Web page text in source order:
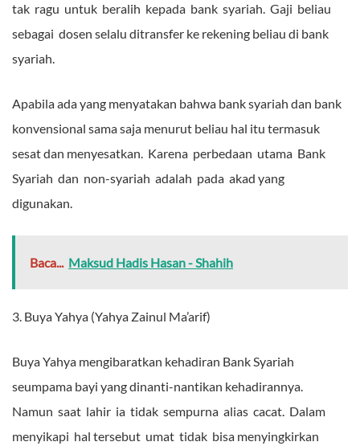
tak ragu untuk beralih kepada bank syariah. Gaji beliau
sebagai dosen selalu ditransfer ke rekening beliau di bank
syariah.
Apabila ada yang menyatakan bahwa bank syariah dan bank
konvensional sama saja menurut beliau hal itu termasuk
sesat dan menyesatkan. Karena perbedaan utama Bank
Syariah dan non-syariah adalah pada akad yang
digunakan.
Baca... Maksud Hadis Hasan - Shahih
3. Buya Yahya (Yahya Zainul Ma’arif)
Buya Yahya mengibaratkan kehadiran Bank Syariah
seumpama bayi yang dinanti-nantikan kehadirannya.
Namun saat lahir ia tidak sempurna alias cacat. Dalam
menyikapi hal tersebut umat tidak bisa menyingkirkan